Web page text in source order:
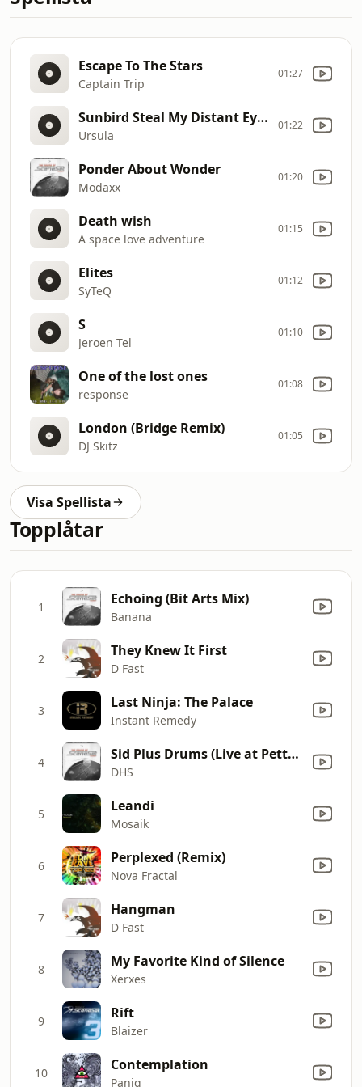
Escape To The Stars
Captain Trip
01:27
Sunbird Steal My Distant Eyes
Ursula
01:22
Ponder About Wonder
Modaxx
01:20
Death wish
A space love adventure
01:15
Elites
SyTeQ
01:12
S
Jeroen Tel
01:10
One of the lost ones
response
01:08
London (Bridge Remix)
DJ Skitz
01:05
Visa Spellista
Topplåtar
1 Echoing (Bit Arts Mix)
Banana
2 They Knew It First
D Fast
3 Last Ninja: The Palace
Instant Remedy
4 Sid Plus Drums (Live at Pettogallico Arena)
DHS
5 Leandi
Mosaik
6 Perplexed (Remix)
Nova Fractal
7 Hangman
D Fast
8 My Favorite Kind of Silence
Xerxes
9 Rift
Blaizer
10 Contemplation
Paniq